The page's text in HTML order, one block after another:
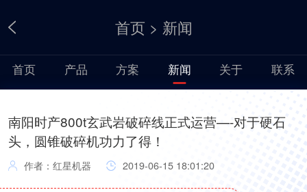
首页 > 新闻
首页 产品 方案 新闻 关于 联系
南阳时产800t玄武岩破碎线正式运营—-对于硬石
头，圆锥破碎机功力了得！
作者：红星机器 2019-06-15 18:01:20